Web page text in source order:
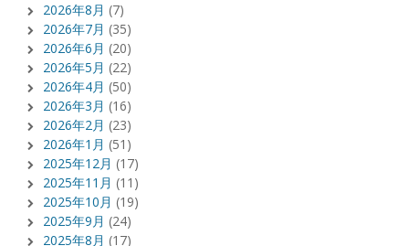
2026年8月 (7)
2026年7月 (35)
2026年6月 (20)
2026年5月 (22)
2026年4月 (50)
2026年3月 (16)
2026年2月 (23)
2026年1月 (51)
2025年12月 (17)
2025年11月 (11)
2025年10月 (19)
2025年9月 (24)
2025年8月 (17)